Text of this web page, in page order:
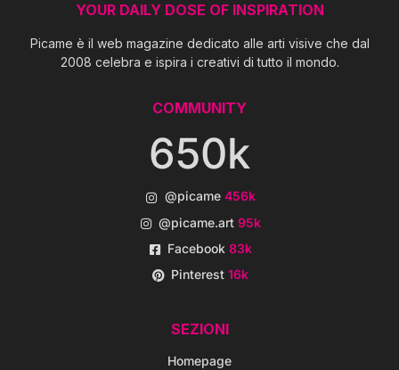
YOUR DAILY DOSE OF INSPIRATION
Picame è il web magazine dedicato alle arti visive che dal
2008 celebra e ispira i creativi di tutto il mondo.
COMMUNITY
650k
@picame 456k
@picame.art95k
Facebook83k
Pinterest16k
SEZIONI
Homepage